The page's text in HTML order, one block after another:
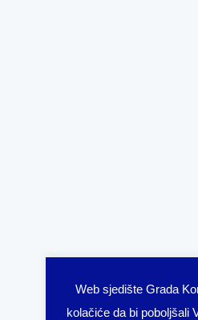
Web sjedište Grada
kolačiće da bi poboljšali